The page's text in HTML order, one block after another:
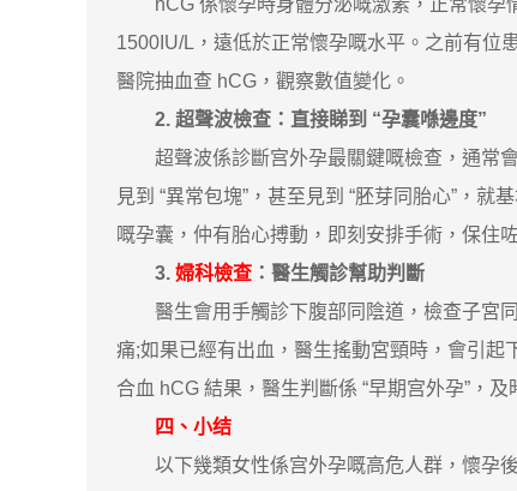
hCG 係懷孕時身體分泌嘅激素，正常懷孕情
1500IU/L，遠低於正常懷孕嘅水平。之前有位
醫院抽血查 hCG，觀察數值變化。
2. 超聲波檢查：直接睇到 “孕囊喺邊度”
超聲波係診斷宫外孕最關鍵嘅檢查，通常會
見到 “異常包塊”，甚至見到 “胚芽同胎心”，
嘅孕囊，仲有胎心搏動，即刻安排手術，保住
3. 婦科檢查 ：醫生觸診幫助判斷
醫生會用手觸診下腹部同陰道，檢查子宮同
痛;如果已經有出血，醫生搖動宮頸時，會引起
合血 hCG 結果，醫生判斷係 “早期宫外孕”，
四、小结
以下幾類女性係宫外孕嘅高危人群，懷孕後